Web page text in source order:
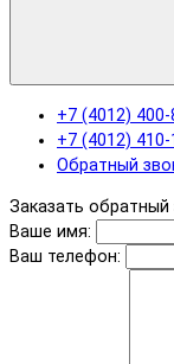
+7 (4012) 400-
+7 (4012) 410-
Обратный
Заказать обратный
Ваше имя:
Ваш телефон: